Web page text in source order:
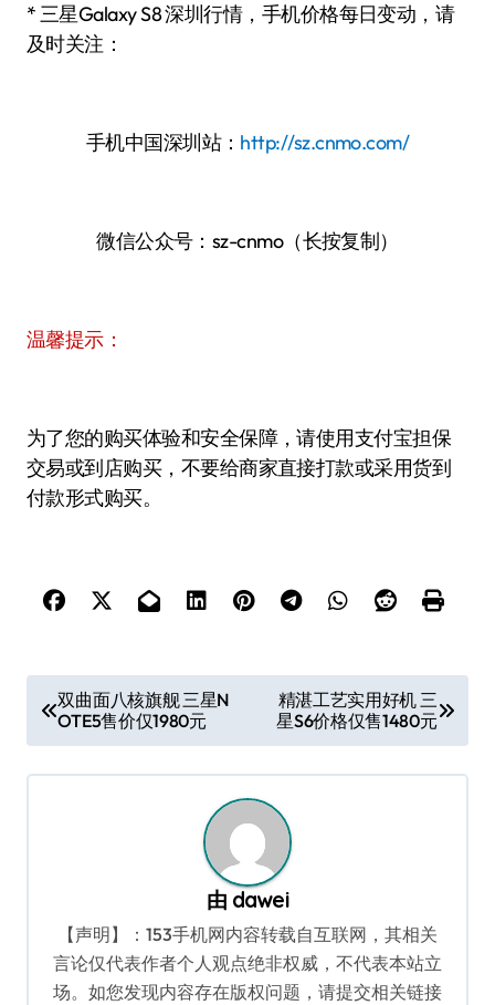
* 三星Galaxy S8 深圳行情，手机价格每日变动，请
及时关注：
手机中国深圳站： http://sz.cnmo.com/
微信公众号：sz-cnmo（长按复制）
温馨提示：
为了您的购买体验和安全保障，请使用支付宝担保
交易或到店购买，不要给商家直接打款或采用货到
付款形式购买。
章
导
双曲面八核旗舰 三星N
OTE5售价仅1980元
精湛工艺实用好机 三
星S6价格仅售1480元
由 dawei
【声明】：153手机网内容转载自互联网，其相关
言论仅代表作者个人观点绝非权威，不代表本站立
场。如您发现内容存在版权问题，请提交相关链接